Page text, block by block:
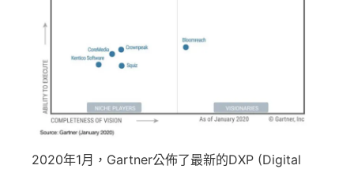
2020年1月，Gartner公佈了最新的DXP (Digital